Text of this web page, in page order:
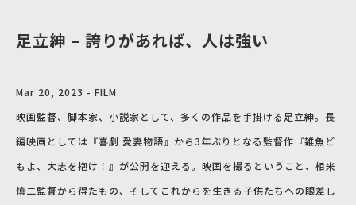
足立紳 – 誇りがあれば、人は強い
Mar 20, 2023 - FILM
映画監督、脚本家、小説家として、多くの作品を手掛ける足立紳。長
編映画としては『喜劇 愛妻物語』から3年ぶりとなる監督作『雑魚ど
もよ、大志を抱け！』が公開を迎える。映画を撮るということ、相米
慎二監督から得たもの、そしてこれからを生きる子供たちへの眼差し